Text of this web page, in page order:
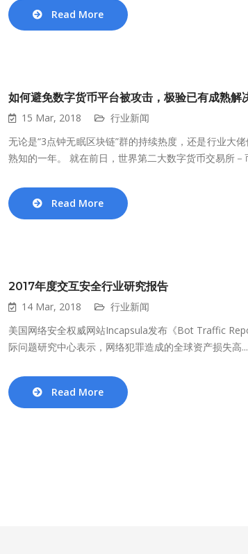
Read More
如何避免数字货币平台被攻击，极验已有成熟解
15 Mar, 2018
行业新闻
无论是“3点钟无眠区块链”群的持续热度，还是行业大
熟知的一年。 就在前日，世界第二大数字货币交易所－
Read More
2017年度交互安全行业研究报告
14 Mar, 2018
行业新闻
美国网络安全权威网站Incapsula发布《Bot Traffic
际问题研究中心表示，网络犯罪造成的全球资产损失高...
Read More